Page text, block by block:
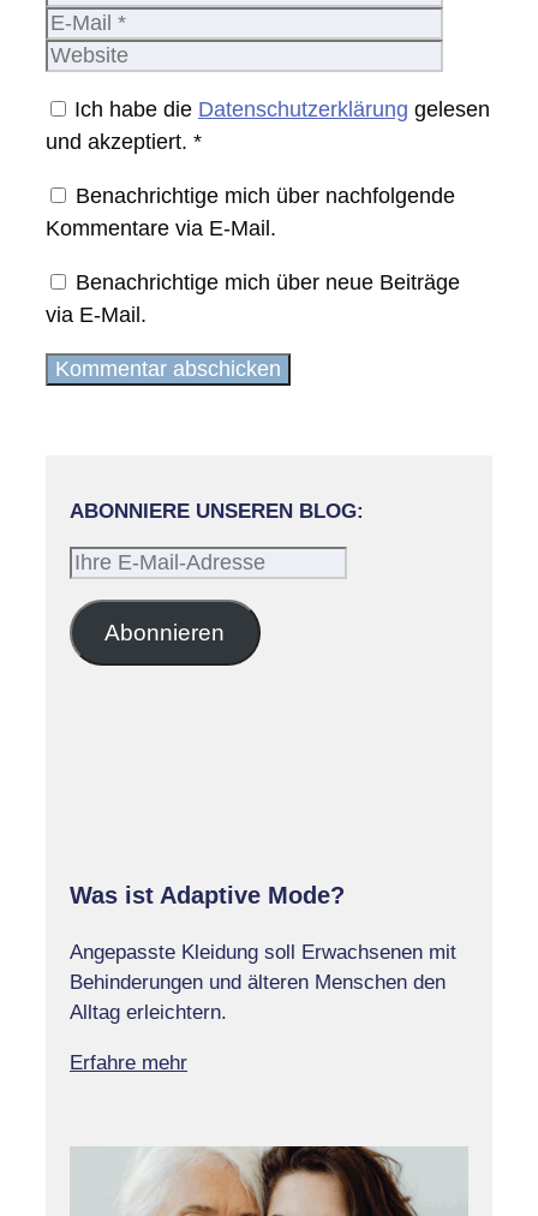
Ich habe die Datenschutzerklärung gelesen
und akzeptiert. *
Benachrichtige mich über nachfolgende
Kommentare via E-Mail.
Benachrichtige mich über neue Beiträge
via E-Mail.
ABONNIERE UNSEREN BLOG:
Ihre
Mail-
Adresse
Abonnieren
Was ist Adaptive Mode?
Angepasste Kleidung soll Erwachsenen mit
Behinderungen und älteren Menschen den
Alltag erleichtern.
Erfahre mehr